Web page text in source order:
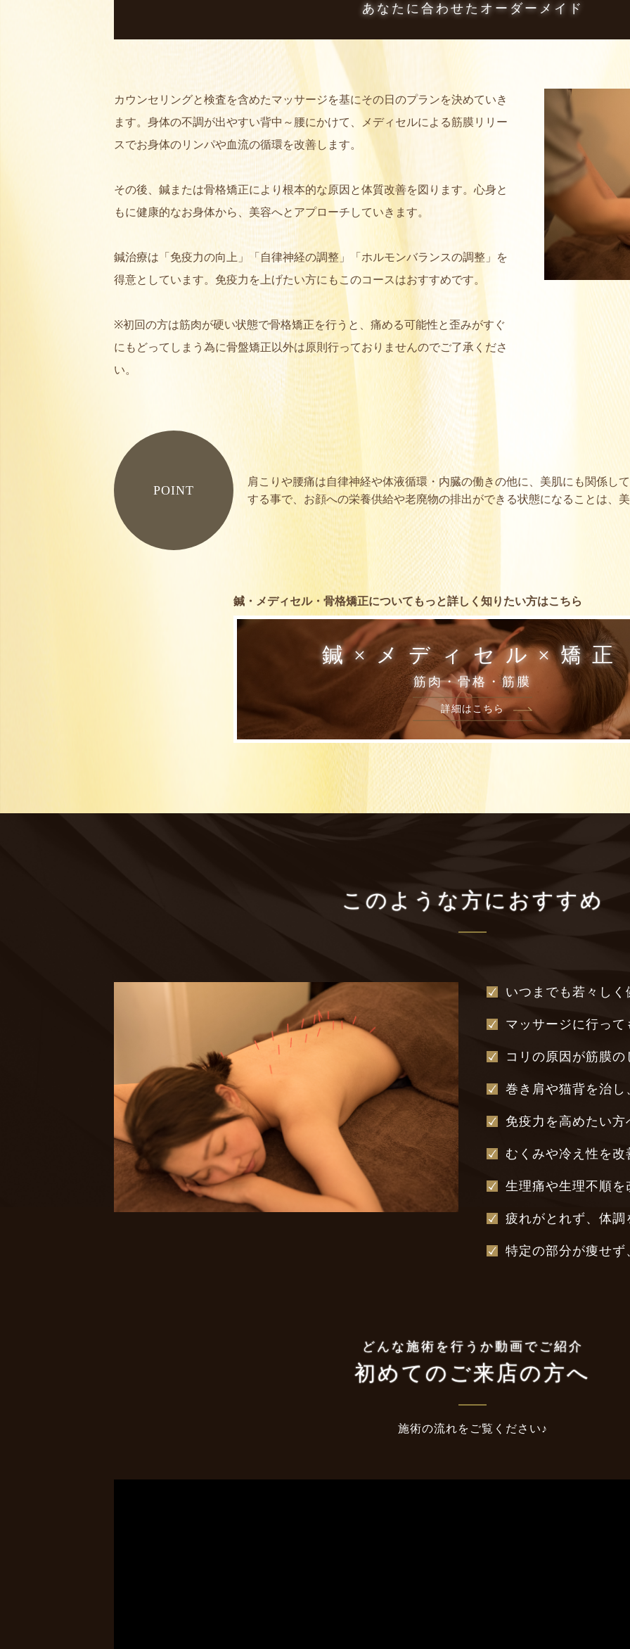
あなたに合わせたオーダーメイド
カウンセリングと検査を含めたマッサージを基にその日のプランを決めていき
ます。身体の不調が出やすい背中～腰にかけて、メディセルによる筋膜リリー
スでお身体のリンパや血流の循環を改善します。
その後、鍼または骨格矯正により根本的な原因と体質改善を図ります。心身と
もに健康的なお身体から、美容へとアプローチしていきます。
鍼治療は「免疫力の向上」「自律神経の調整」「ホルモンバランスの調整」を
得意としています。免疫力を上げたい方にもこのコースはおすすめです。
※初回の方は筋肉が硬い状態で骨格矯正を行うと、痛める可能性と歪みがすぐ
にもどってしまう為に骨盤矯正以外は原則行っておりませんのでご了承くださ
い。
POINT
肩こりや腰痛は自律神経や体液循環・内臓の働きの他に、美肌にも関係し
する事で、お顔への栄養供給や老廃物の排出ができる状態になることは、
鍼・メディセル・骨格矯正についてもっと詳しく知りたい方はこちら
鍼×メディセル×矯正
筋肉・骨格・筋膜
詳細はこちら
このような方におすすめ
いつまでも若々し
マッサージに行っ
コリの原因が筋膜
巻き肩や猫背を治
免疫力を高めたい方
むくみや冷え性を改
生理痛や生理不順を
疲れがとれず、体
特定の部分が痩せ
どんな施術を行うか動画でご紹介
初めてのご来店の方へ
施術の流れをご覧ください♪